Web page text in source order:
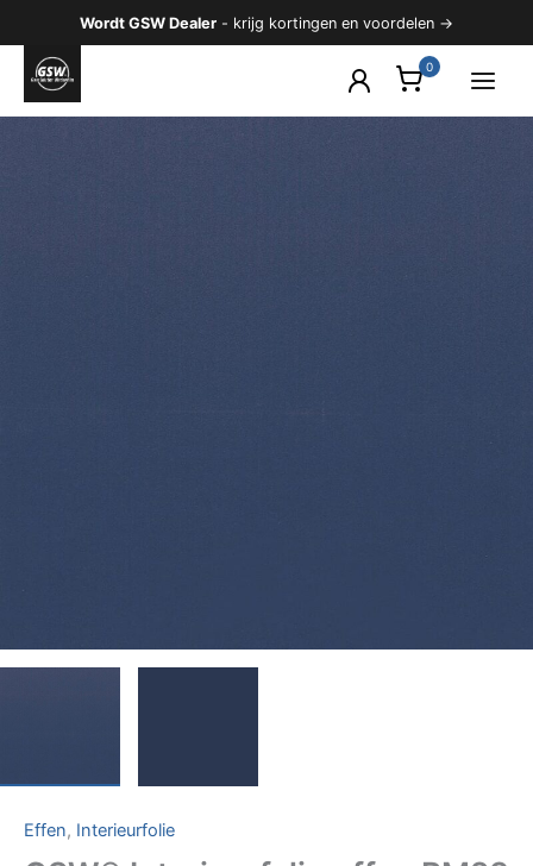
naar
inhoud
Wordt GSW Dealer - krijg kortingen en voordelen →
Effen, Interieurfolie